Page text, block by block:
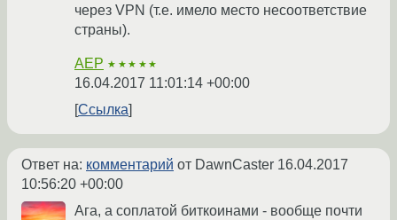
через VPN (т.е. имело место несоответствие
страны).
AEP ★★★★★
16.04.2017 11:01:14 +00:00
Ссылка
Ответ на: комментарий от DawnCaster 16.04.2017
10:56:20 +00:00
Ага, а соплатой биткоинами - вообще почти